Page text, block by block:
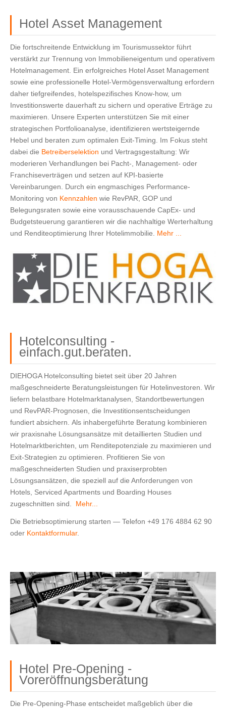
Hotel Asset Management
Die fortschreitende Entwicklung im Tourismussektor führt
verstärkt zur Trennung von Immobilieneigentum und operativem
Hotelmanagement. Ein erfolgreiches Hotel Asset Management
sowie eine professionelle Hotel-Vermögensverwaltung erfordern
daher tiefgreifendes, hotelspezifisches Know-how, um
Investitionswerte dauerhaft zu sichern und operative Erträge zu
maximieren. Unsere Experten unterstützen Sie mit einer
strategischen Portfolioanalyse, identifizieren wertsteigernde
Hebel und beraten zum optimalen Exit-Timing. Im Fokus steht
dabei die Betreiberselektion und Vertragsgestaltung: Wir
moderieren Verhandlungen bei Pacht-, Management- oder
Franchiseverträgen und setzen auf KPI-basierte
Vereinbarungen. Durch ein engmaschiges Performance-
Monitoring von Kennzahlen wie RevPAR, GOP und
Belegungsraten sowie eine vorausschauende CapEx- und
Budgetsteuerung garantieren wir die nachhaltige Werterhaltung
und Renditeoptimierung Ihrer Hotelimmobilie. Mehr ...
Hotelconsulting -
einfach.gut.beraten.
DIEHOGA Hotelconsulting bietet seit über 20 Jahren
maßgeschneiderte Beratungsleistungen für Hotelinvestoren. Wir
liefern belastbare Hotelmarktanalysen, Standortbewertungen
und RevPAR‑Prognosen, die Investitionsentscheidungen
fundiert absichern. Als inhabergeführte Beratung kombinieren
wir praxisnahe Lösungsansätze mit detaillierten Studien und
Hotelmarktberichten, um Renditepotenziale zu maximieren und
Exit‑Strategien zu optimieren. Profitieren Sie von
maßgeschneiderten Studien und praxiserprobten
Lösungsansätzen, die speziell auf die Anforderungen von
Hotels, Serviced Apartments und Boarding Houses
zugeschnitten sind.
Mehr...
Die Betriebsoptimierung starten — Telefon +49 176 4884 62 90
oder Kontaktformular.
Hotel Pre-Opening -
Voreröffnungsberatung
Die Pre-Opening-Phase entscheidet maßgeblich über die